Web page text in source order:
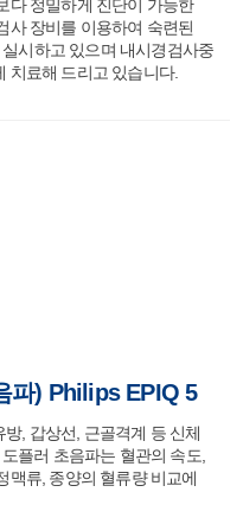
다 정밀하게 진단이 가능한
사 장비를 이용하여 숙련된
시하고 있으며 내시경검사중
치료해 드리고 있습니다.
파) Philips EPIQ 5
, 갑상선, 근골격계 등 신체
플러 초음파는 혈관의 속도,
맥류, 종양의 혈류량 비교에